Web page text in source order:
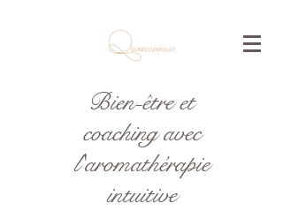
Bien-être et
coaching avec
l'aromathérapie
intuitive